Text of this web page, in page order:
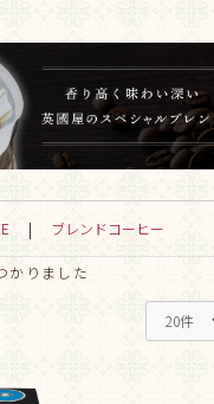
| ブレンドコーヒー
かりました